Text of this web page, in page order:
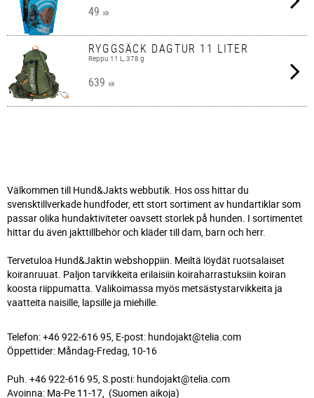
49 KR
RYGGSÄCK DAGTUR 11 LITER
Reppu 11 L, 378 g
639 KR
Välkommen till Hund&Jakts webbutik. Hos oss hittar du
svensktillverkade hundfoder, ett stort sortiment av hundartiklar som
passar olika hundaktiviteter oavsett storlek på hunden. I sortimentet
hittar du även jakttillbehör och kläder till dam, barn och herr.
Tervetuloa Hund&Jaktin webshoppiin. Meiltä löydät ruotsalaiset
koiranruuat. Paljon tarvikkeita erilaisiin koiraharrastuksiin koiran
koosta riippumatta. Valikoimassa myös metsästystarvikkeita ja
vaatteita naisille, lapsille ja miehille.
Telefon: +46 922-616 95, E-post: hundojakt@telia.com
Öppettider: Måndag-Fredag, 10-16
Puh. +46 922-616 95, S.posti: hundojakt@telia.com
Avoinna: Ma-Pe 11-17, (Suomen aikoja)